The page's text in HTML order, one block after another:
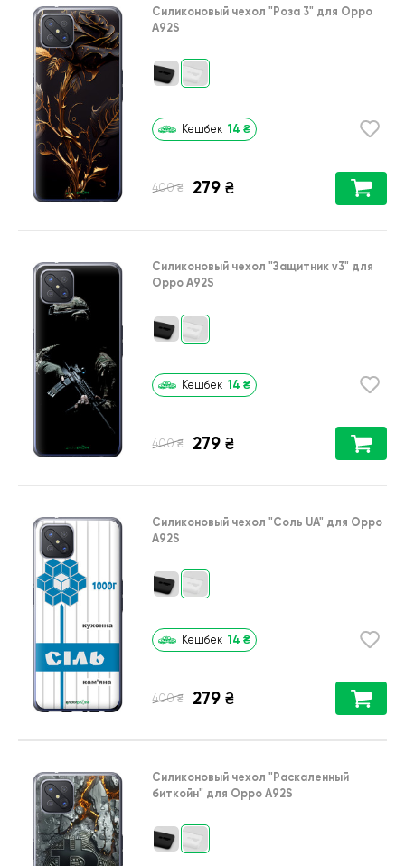
Силиконовый чехол "Роза 3" для Oppo
A92S
Кешбек 14 ₴
400 ₴ 279 ₴
Силиконовый чехол "Защитник v3" для
Oppo A92S
Кешбек 14 ₴
400 ₴ 279 ₴
Силиконовый чехол "Соль UA" для Oppo
A92S
Кешбек 14 ₴
400 ₴ 279 ₴
Силиконовый чехол "Раскаленный
биткойн" для Oppo A92S